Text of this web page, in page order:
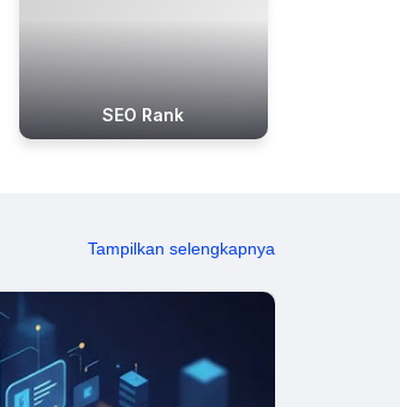
SEO Rank
Tampilkan selengkapnya